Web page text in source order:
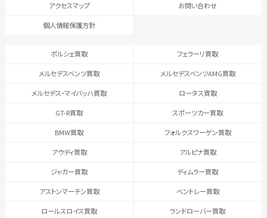
アクセスマップ お問い合わせ
個人情報保護方針
ポルシェ買取 フェラーリ買取
メルセデスベンツ買取 メルセデスベンツAMG買取
メルセデス・マイバッハ買取 ロータス買取
GT-R買取 スポーツカー買取
BMW買取 フォルクスワーゲン買取
アウディ買取 アルピナ買取
ジャガー買取 ディムラー買取
アストンマーチン買取 ベントレー買取
ロールスロイス買取 ランドローバー買取